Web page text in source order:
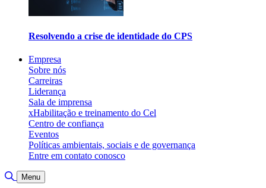
Resolvendo a crise de identidade do CPS
Empresa
Sobre nós
Carreiras
Liderança
Sala de imprensa
xHabilitação e treinamento do Cel
Centro de confiança
Eventos
Políticas ambientais, sociais e de governança
Entre em contato conosco
Alternar pesquisa
Menu